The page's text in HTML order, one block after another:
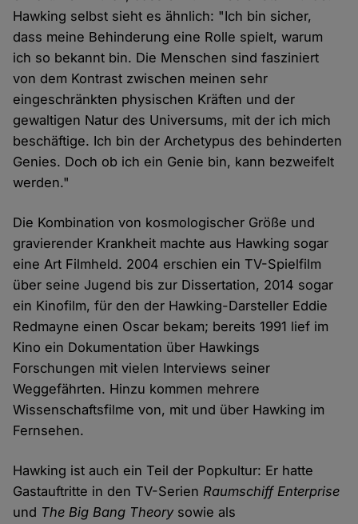
Hawking selbst sieht es ähnlich: "Ich bin sicher,
dass meine Behinderung eine Rolle spielt, warum
ich so bekannt bin. Die Menschen sind fasziniert
von dem Kontrast zwischen meinen sehr
eingeschränkten physischen Kräften und der
gewaltigen Natur des Universums, mit der ich mich
beschäftige. Ich bin der Archetypus des behinderten
Genies. Doch ob ich ein Genie bin, kann bezweifelt
werden."
Die Kombination von kosmologischer Größe und
gravierender Krankheit machte aus Hawking sogar
eine Art Filmheld. 2004 erschien ein TV-Spielfilm
über seine Jugend bis zur Dissertation, 2014 sogar
ein Kinofilm, für den der Hawking-Darsteller Eddie
Redmayne einen Oscar bekam; bereits 1991 lief im
Kino ein Dokumentation über Hawkings
Forschungen mit vielen Interviews seiner
Weggefährten. Hinzu kommen mehrere
Wissenschaftsfilme von, mit und über Hawking im
Fernsehen.
Hawking ist auch ein Teil der Popkultur: Er hatte
Gastauftritte in den TV-SerienRaumschiff Enterprise
und The Big Bang Theorysowie als